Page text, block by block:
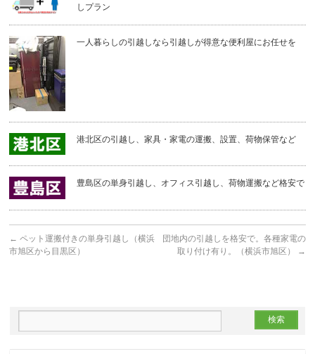
しプラン
一人暮らしの引越しなら引越しが得意な便利屋にお任せを
港北区の引越し、家具・家電の運搬、設置、荷物保管など
豊島区の単身引越し、オフィス引越し、荷物運搬など格安で
← ペット運搬付きの単身引越し（横浜
市旭区から目黒区）
団地内の引越しを格安で。各種家電の
取り付け有り。（横浜市旭区）
→